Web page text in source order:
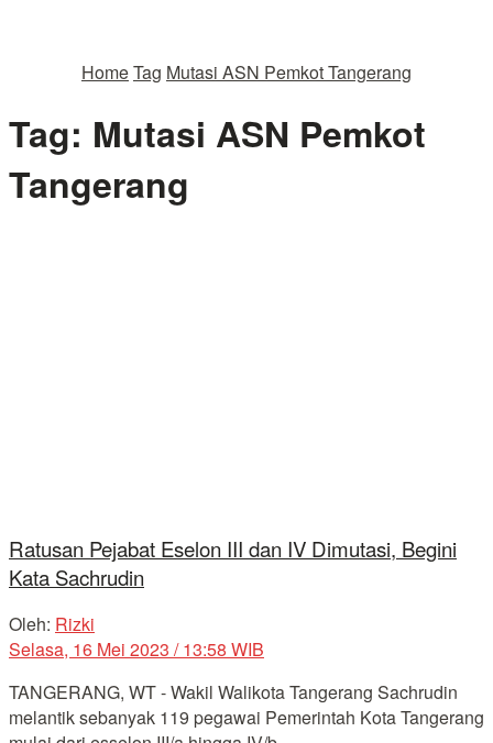
HomeTag Mutasi ASN Pemkot Tangerang
Tag: Mutasi ASN Pemkot
Tangerang
Ratusan Pejabat Eselon III dan IV Dimutasi, Begini
Kata Sachrudin
Oleh: Rizki
Selasa, 16 Mei 2023 / 13:58 WIB
TANGERANG, WT - Wakil Walikota Tangerang Sachrudin
melantik sebanyak 119 pegawai Pemerintah Kota Tangerang